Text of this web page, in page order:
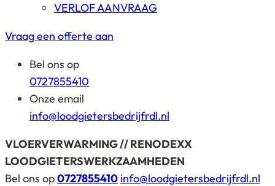
VERLOF AANVRAAG
Vraag een offerte aan
Bel ons op
0727855410
Onze email
info@loodgietersbedrijfrdl.nl
VLOERVERWARMING // RENODEXX
LOODGIETERSWERKZAAMHEDEN
Bel ons op0727855410 info@loodgietersbedrijfrdl.nl